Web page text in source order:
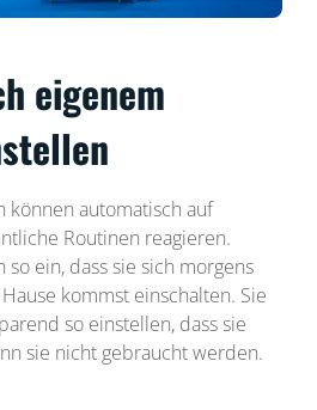
eigenem
können automatisch auf
Routinen reagieren.
ein, dass sie sich morgens
kommst einschalten. Sie
so einstellen, dass sie
sie nicht gebraucht werden.